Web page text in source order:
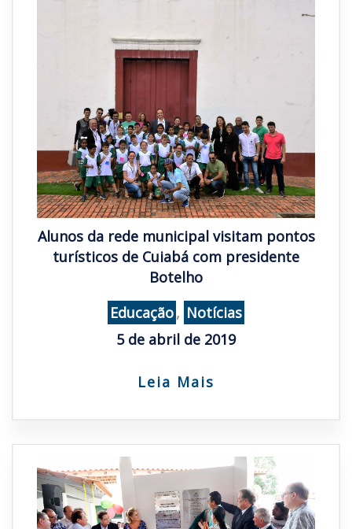
Alunos da rede municipal visitam pontos
turísticos de Cuiabá com presidente
Botelho
Educação, Notícias
5 de abril de 2019
Leia Mais